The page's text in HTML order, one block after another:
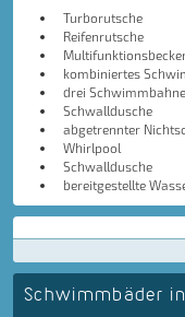
Turborutsche
Reifenrutsche
kombiniertes
drei
Schwalldusche
abgetrennter
Whirlpool
Schwalldusche
bereitgestellte
Schwimmbäder